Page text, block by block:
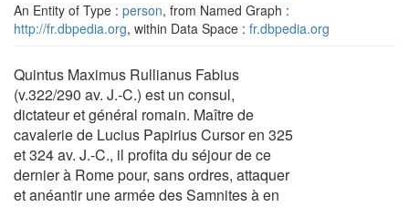
An Entity of Type : person, from Named Graph :
http://fr.dbpedia.org, within Data Space : fr.dbpedia.org
Quintus Maximus Rullianus Fabius
(v.322/290 av. J.-C.) est un consul,
dictateur et général romain. Maître de
cavalerie de Lucius Papirius Cursor en 325
et 324 av. J.-C., il profita du séjour de ce
dernier à Rome pour, sans ordres, attaquer
et anéantir une armée des Samnites à en